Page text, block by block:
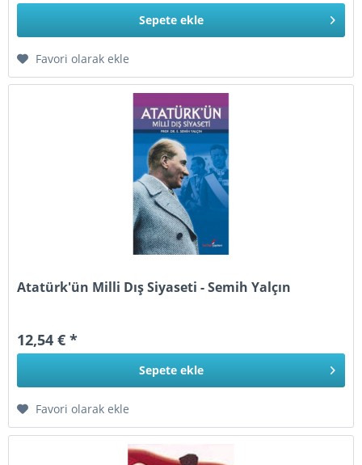
Sepete ekle
Favori olarak ekle
Atatürk'ün Milli Dış Siyaseti - Semih Yalçın
12,54 € *
Sepete ekle
Favori olarak ekle